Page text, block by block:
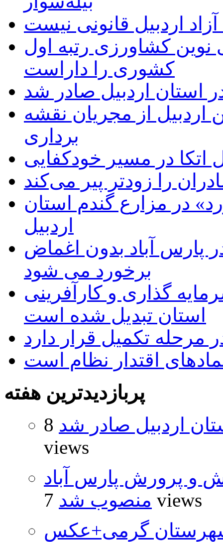
اردبیل قانونی نیست
نوین کشاورزی رتبه اول
کشوری را داراست
استان اردبیل صادر شد
از مجریان نقشه
برداری
در مسیر خودکفایی
را زودتر پیر می‌کند
در مزارع گندم استان
اردبیل
پارس آباد بدون اغماض
برخورد می شود
گذاری و کارآفرینی
استان تبدیل شده است
مرحله تکمیل قرار دارد
اقتدار نظام است
پربازدیدترین هفته
اردبیل صادر شد 8
views
و پرورش پارس آباد
منصوب شد 7 views
گرمی+عکس